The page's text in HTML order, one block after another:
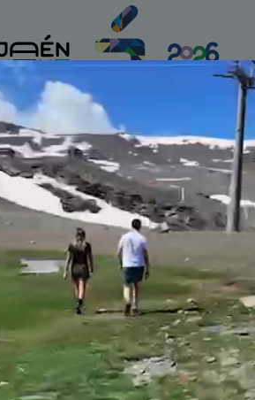
Hoy, Jueves 6 de agosto de 2026
DEPORTES JAÉN GENUINO MOTOR MÁS
de sangre en la provincia